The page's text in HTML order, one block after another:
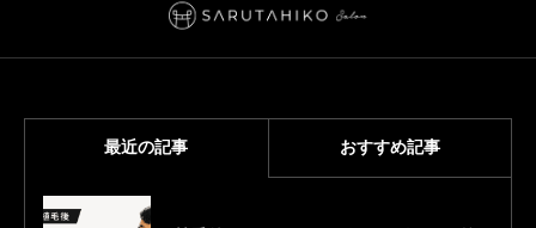
最近の記事 おすすめ記事